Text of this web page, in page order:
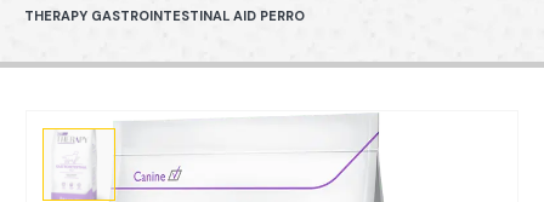
THERAPY GASTROINTESTINAL AID PERRO